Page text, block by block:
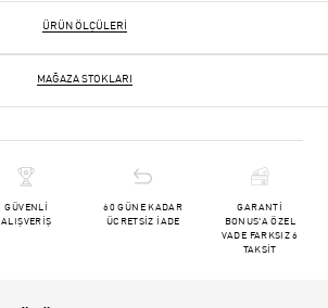
ÜRÜN ÖLÇÜLERI
MAĞAZA STOKLARI
GÜVENLİ
ALIŞVERİŞ
60 GÜNE KADAR
ÜCRETSİZ İADE
GARANTİ
BONUS'A ÖZEL
VADE FARKSIZ 6
TAKSİT